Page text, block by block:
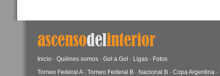
Inicio · Quiénes somos · Gol a Gol · Ligas · Fotos
Torneo Federal A· Torneo Federal B · Nacional B · Copa Argentina ·